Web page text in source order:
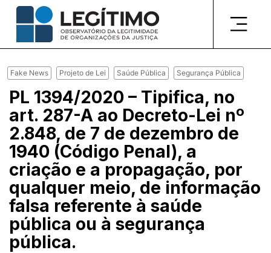
Pular
para
conteúdo
Fake News Projeto de Lei Saúde Pública Segurança Pública
PL 1394/2020 – Tipifica, no
art. 287-A ao Decreto-Lei nº
2.848, de 7 de dezembro de
1940 (Código Penal), a
criação e a propagação, por
qualquer meio, de informação
falsa referente à saúde
pública ou à segurança
pública.